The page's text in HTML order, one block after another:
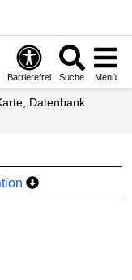
Barrierefrei Suche Menü
Datenbank